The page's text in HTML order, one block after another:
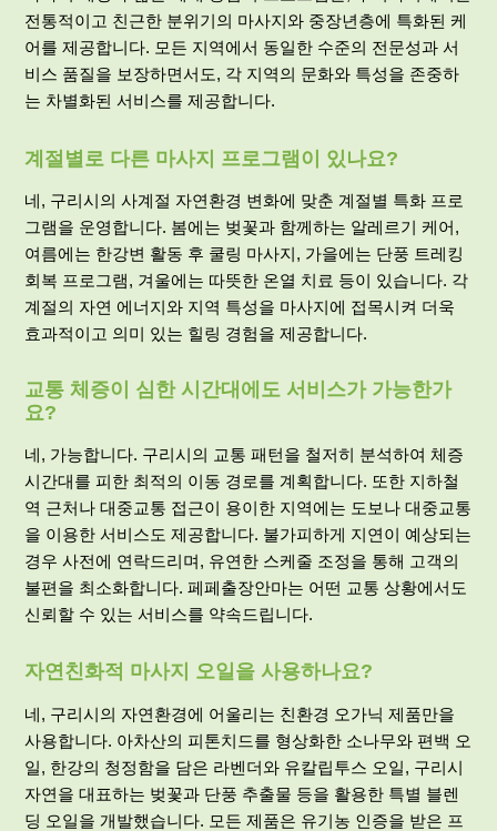
전통적이고 친근한 분위기의 마사지와 중장년층에 특화된 케
어를 제공합니다. 모든 지역에서 동일한 수준의 전문성과 서
비스 품질을 보장하면서도, 각 지역의 문화와 특성을 존중하
는 차별화된 서비스를 제공합니다.
계절별로 다른 마사지 프로그램이 있나요?
네, 구리시의 사계절 자연환경 변화에 맞춘 계절별 특화 프로
그램을 운영합니다. 봄에는 벚꽃과 함께하는 알레르기 케어,
여름에는 한강변 활동 후 쿨링 마사지, 가을에는 단풍 트레킹
회복 프로그램, 겨울에는 따뜻한 온열 치료 등이 있습니다. 각
계절의 자연 에너지와 지역 특성을 마사지에 접목시켜 더욱
효과적이고 의미 있는 힐링 경험을 제공합니다.
교통 체증이 심한 시간대에도 서비스가 가능한가
요?
네, 가능합니다. 구리시의 교통 패턴을 철저히 분석하여 체증
시간대를 피한 최적의 이동 경로를 계획합니다. 또한 지하철
역 근처나 대중교통 접근이 용이한 지역에는 도보나 대중교통
을 이용한 서비스도 제공합니다. 불가피하게 지연이 예상되는
경우 사전에 연락드리며, 유연한 스케줄 조정을 통해 고객의
불편을 최소화합니다. 페페출장안마는 어떤 교통 상황에서도
신뢰할 수 있는 서비스를 약속드립니다.
자연친화적 마사지 오일을 사용하나요?
네, 구리시의 자연환경에 어울리는 친환경 오가닉 제품만을
사용합니다. 아차산의 피톤치드를 형상화한 소나무와 편백 오
일, 한강의 청정함을 담은 라벤더와 유칼립투스 오일, 구리시
자연을 대표하는 벚꽃과 단풍 추출물 등을 활용한 특별 블렌
딩 오일을 개발했습니다. 모든 제품은 유기농 인증을 받은 프